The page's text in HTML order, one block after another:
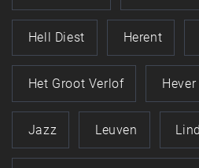
Hell Diest Herent
Het Groot Verlof Hever
Jazz Leuven